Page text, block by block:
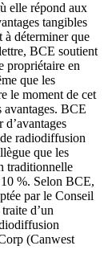
elle répond aux
tangibles
déterminer que
BCE soutient
propriétaire en
que les
le moment de cet
avantages. BCE
d’avantages
radiodiffusion
que les
traditionnelle
%. Selon BCE,
par le Conseil
d’un
(Canwest